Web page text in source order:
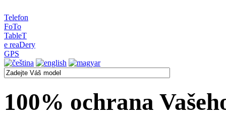
Telefon
FoTo
TableT
e reaDery
GPS
100% ochrana